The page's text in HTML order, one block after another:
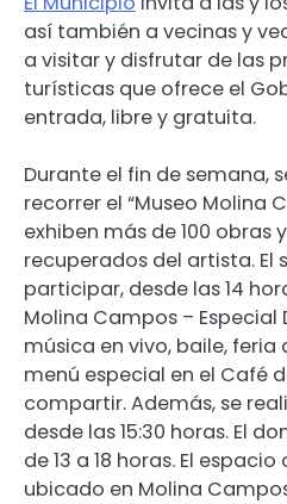
así también a vecinas y
a visitar y disfrutar de las
turísticas que ofrece el
entrada, libre y gratuita.
Durante el fin de semana,
recorrer el “Museo Molina
exhiben más de 100 obras
recuperados del artista. El
participar, desde las 14
Molina Campos – Especial
música en vivo, baile, feria
menú especial en el Café
compartir. Además, se
desde las 15:30 horas. El
de 13 a 18 horas. El
ubicado en Molina